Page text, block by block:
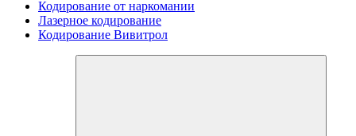
Кодирование от наркомании
Лазерное кодирование
Кодирование Вивитрол